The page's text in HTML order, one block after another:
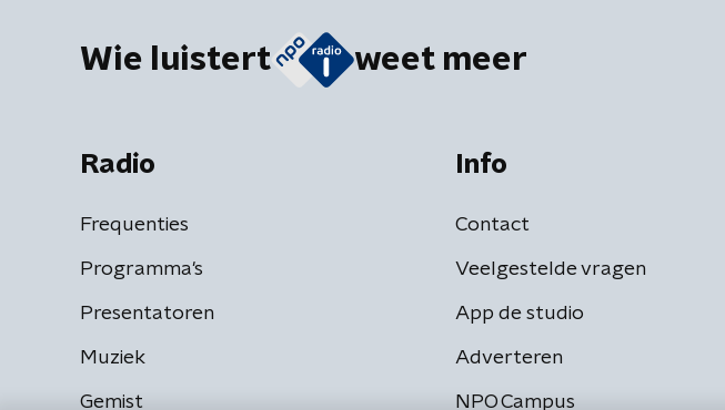
Wie luistert weet meer
Radio
Frequenties
Programma's
Presentatoren
Muziek
Gemist
Info
Contact
Veelgestelde vragen
App de studio
Adverteren
NPO Campus